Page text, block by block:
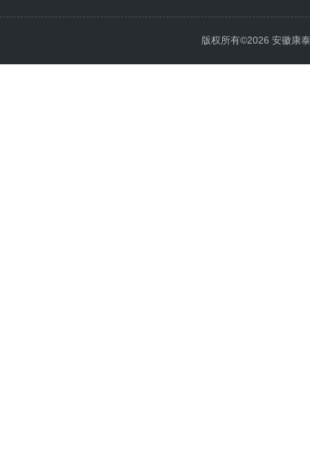
版权所有©2026 安徽康